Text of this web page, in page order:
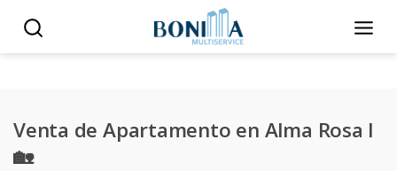
Venta de Apartamento en Alma Rosa I
🏡